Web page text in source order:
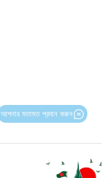
আপনার মতামত প্রদান করুন